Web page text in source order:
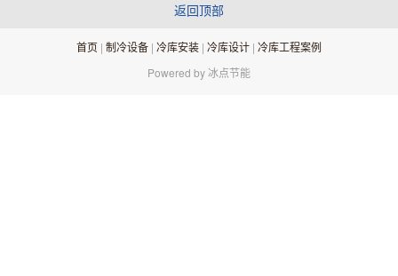
返回顶部
首页 | 制冷设备 | 冷库安装 | 冷库设计 | 冷库工程案例
Powered by 冰点节能